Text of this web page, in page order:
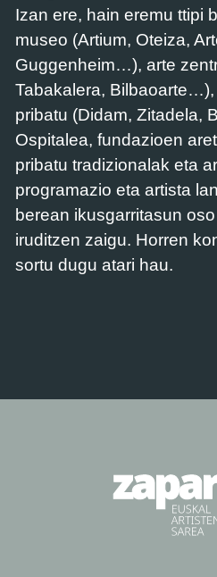
Izan ere, hain eremu ttipi
museo (Artium, Oteiza,
Guggenheim…), arte
Tabakalera,
pribatu (Didam, Zitadela,
Ospitalea, fundazioen
pribatu tradizionalak eta
programazio eta artista
berean ikusgarritasun
iruditzen zaigu. Horren
sortu dugu atari hau.